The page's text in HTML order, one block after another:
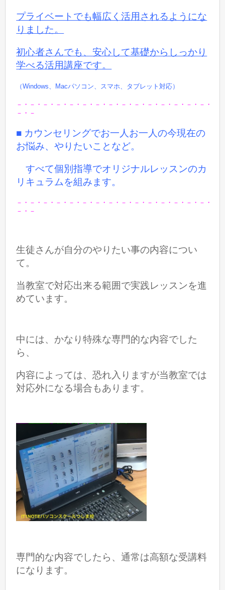
プライベートでも幅広く活用されるようにな
りました。
初心者さんでも、安心して基礎からしっかり
学べる活用講座です。
（Windows、Macパソコン、スマホ、タブレット対応）
－・－・－・－・－・－・－・－・－・－・－・－・－・－・－・
－・－
■ カウンセリングでお一人お一人の今現在の
お悩み、やりたいことなど。
すべて個別指導でオリジナルレッスンのカ
リキュラムを組みます。
－・－・－・－・－・－・－・－・－・－・－・－・－・－・－・
－・－
生徒さんが自分のやりたい事の内容につい
て。
当教室で対応出来る範囲で実践レッスンを進
めています。
中には、かなり特殊な専門的な内容でした
ら、
内容によっては、恐れ入りますが当教室では
対応外になる場合もあります。
専門的な内容でしたら、通常は高額な受講料
になります。